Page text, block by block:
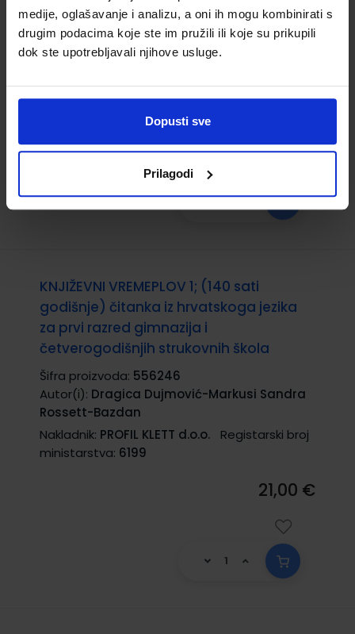
medije, oglašavanje i analizu, a oni ih mogu kombinirati s
drugim podacima koje ste im pružili ili koje su prikupili
dok ste upotrebljavali njihove usluge.
Dopusti sve
Prilagodi
Šifra proizvoda:569217
Autor(i):Igor Medić Korana Serdarević
Jelena Popović
KNJIŽEVNI VREMEPLOV 1; (140 sati
godišnje) čitanka iz hrvatskoga jezika
za prvi razred gimnazija i
četverogodišnjih strukovnih škola
Šifra proizvoda: 556246
Autor(i): Dragica Dujmović-Markusi Sandra
Rossett-Bazdan
Nakladnik: PROFIL KLETT d.o.o.
Registarski broj
ministarstva: 6199
21,00 €